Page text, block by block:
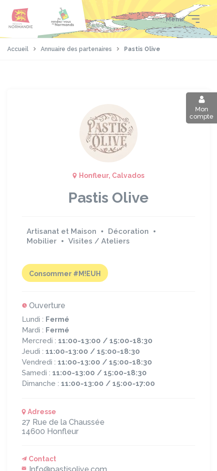
contenu
pied
Menu
Mon
compte
Accueil Annuaire des partenaires Pastis Olive
Honfleur, Calvados
Pastis Olive
Artisanat et Maison
Décoration
Mobilier
Visites / Ateliers
Consommer #M!EUH
Ouverture
Lundi : Fermé
Mardi : Fermé
Mercredi : 11:00-13:00 / 15:00-18:30
Jeudi : 11:00-13:00 / 15:00-18:30
Vendredi : 11:00-13:00 / 15:00-18:30
Samedi : 11:00-13:00 / 15:00-18:30
Dimanche : 11:00-13:00 / 15:00-17:00
Adresse
27 Rue de la Chaussée
14600 Honfleur
Contact
Panneau de gestion des cookies